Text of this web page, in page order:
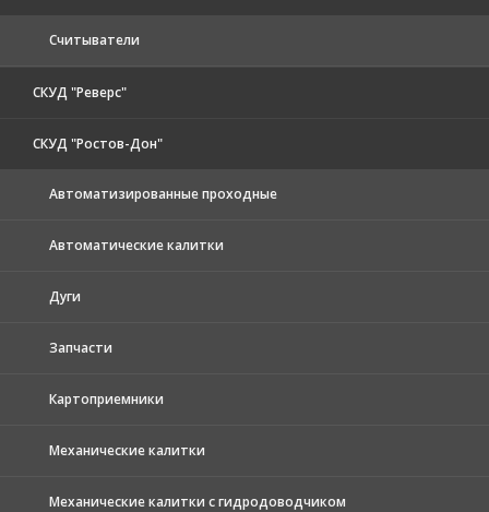
Считыватели
СКУД "Реверс"
СКУД "Ростов-Дон"
Автоматизированные проходные
Автоматические калитки
Дуги
Запчасти
Картоприемники
Механические калитки
Механические калитки с гидродоводчиком